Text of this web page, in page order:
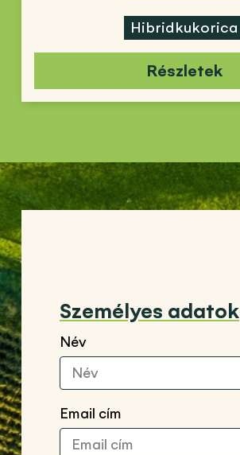
Hibridkukorica
Részletek
Személyes adatok
Név
Email cím